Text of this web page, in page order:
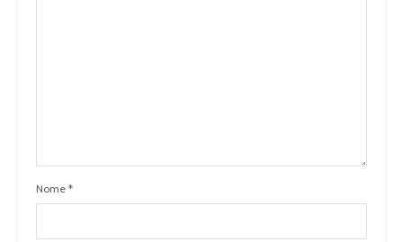
Nome *